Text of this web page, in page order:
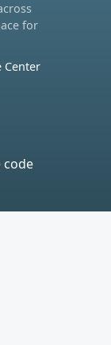
for
Center
code